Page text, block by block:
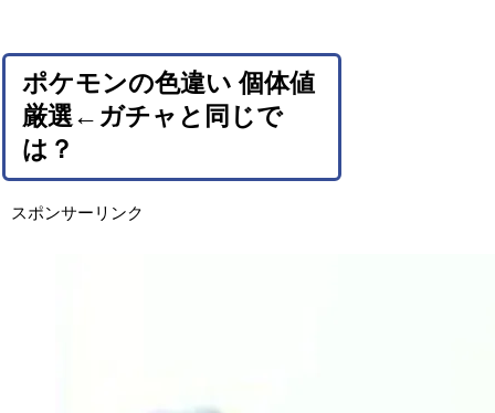
ポケモンの色違い 個体値
厳選←ガチャと同じで
は？
スポンサーリンク